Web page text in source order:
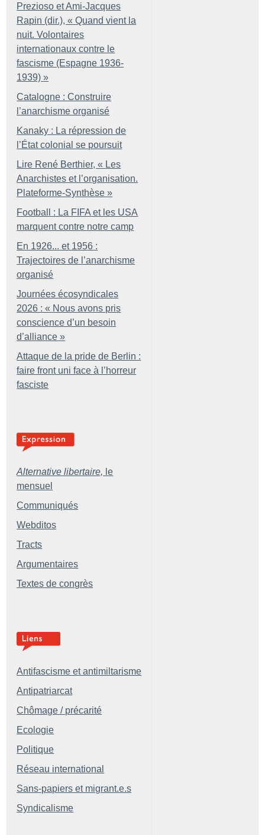
Prezioso et Ami-Jacques
Rapin (dir.), « Quand vient la
nuit. Volontaires
internationaux contre le
fascisme (Espagne 1936-
1939) »
Catalogne : Construire
l’anarchisme organisé
Kanaky : La répression de
l’État colonial se poursuit
Lire René Berthier, « Les
Anarchistes et l’organisation.
Plateforme-Synthèse »
Football : La FIFA et les USA
marquent contre notre camp
En 1926... et 1956 :
Trajectoires de l’anarchisme
organisé
Journées écosyndicales
2026 : « Nous avons pris
conscience d’un besoin
d’alliance »
Attaque de la pride de Berlin :
faire front uni face à l’horreur
fasciste
Alternative libertaire, le
mensuel
Communiqués
Webditos
Tracts
Argumentaires
Textes de congrès
Antifascisme et antimiltarisme
Antipatriarcat
Chômage / précarité
Ecologie
Politique
Réseau international
Sans-papiers et migrant.e.s
Syndicalisme